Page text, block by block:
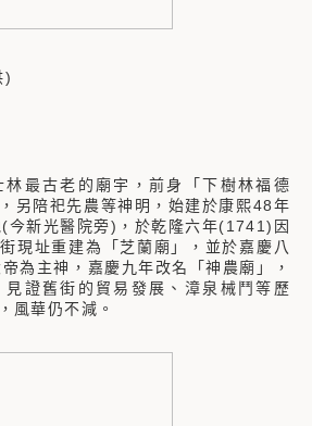
)
最古老的廟宇，前身「下樹林福德
另陪祀先農等神明，始建於康熙48年
今新光醫院旁)，於乾隆六年(1741)因
現址重建為「芝蘭廟」，並於嘉慶八
為主神，嘉慶九年改名「神農廟」，
證舊街的貿易發展、漳泉械鬥等歷
風華仍不減。